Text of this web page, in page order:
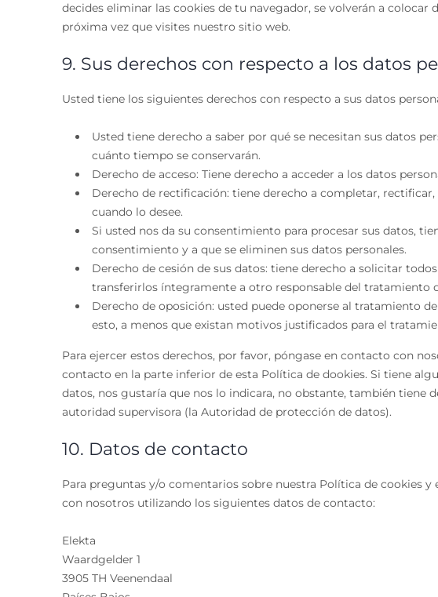
decides eliminar las cookies de tu navegador, se volverán a colocar
próxima vez que visites nuestro sitio web.
9. Sus derechos con respecto a los datos
Usted tiene los siguientes derechos con respecto a sus datos
Usted tiene derecho a saber por qué se necesitan sus datos
cuánto tiempo se conservarán.
Derecho de acceso: Tiene derecho a acceder a los datos
Derecho de rectificación: tiene derecho a completar,
cuando lo desee.
Si usted nos da su consentimiento para procesar sus datos,
consentimiento y a que se eliminen sus datos personales.
Derecho de cesión de sus datos: tiene derecho a solicitar
transferirlos íntegramente a otro responsable del tratamiento
Derecho de oposición: usted puede oponerse al tratamiento
esto, a menos que existan motivos justificados para el
Para ejercer estos derechos, por favor, póngase en contacto con
contacto en la parte inferior de esta Política de dookies. Si tiene
datos, nos gustaría que nos lo indicara, no obstante, también tiene
autoridad supervisora (la Autoridad de protección de datos).
10. Datos de contacto
Para preguntas y/o comentarios sobre nuestra Política de cookies y
con nosotros utilizando los siguientes datos de contacto:
Elekta
Waardgelder 1
3905 TH Veenendaal